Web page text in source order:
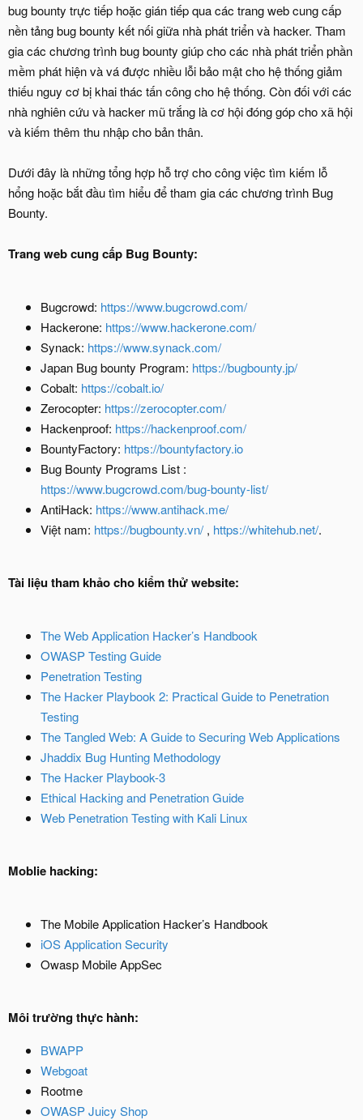
bug bounty trực tiếp hoặc gián tiếp qua các trang web cung cấp
nền tảng bug bounty kết nối giữa nhà phát triển và hacker. Tham
gia các chương trình bug bounty giúp cho các nhà phát triển phần
mềm phát hiện và vá được nhiều lỗi bảo mật cho hệ thống giảm
thiếu nguy cơ bị khai thác tấn công cho hệ thống. Còn đối với các
nhà nghiên cứu và hacker mũ trắng là cơ hội đóng góp cho xã hội
và kiếm thêm thu nhập cho bản thân.
Dưới đây là những tổng hợp hỗ trợ cho công việc tìm kiếm lỗ
hổng hoặc bắt đầu tìm hiểu để tham gia các chương trình Bug
Bounty.
Trang web cung cấp Bug Bounty:
Bugcrowd: https://www.bugcrowd.com/
Hackerone: https://www.hackerone.com/
Synack: https://www.synack.com/
Japan Bug bounty Program: https://bugbounty.jp/
Cobalt: https://cobalt.io/
Zerocopter: https://zerocopter.com/
Hackenproof: https://hackenproof.com/
BountyFactory: https://bountyfactory.io
Bug Bounty Programs List :
https://www.bugcrowd.com/bug-bounty-list/
AntiHack: https://www.antihack.me/
Việt nam: https://bugbounty.vn/ , https://whitehub.net/.
Tài liệu tham khảo cho kiểm thử website:
The Web Application Hacker’s Handbook
OWASP Testing Guide
Penetration Testing
The Hacker Playbook 2: Practical Guide to Penetration
Testing
The Tangled Web: A Guide to Securing Web Applications
Jhaddix Bug Hunting Methodology
The Hacker Playbook-3
Ethical Hacking and Penetration Guide
Web Penetration Testing with Kali Linux
Moblie hacking:
The Mobile Application Hacker’s Handbook
iOS Application Security
Owasp Mobile AppSec
Môi trường thực hành:
BWAPP
Webgoat
Rootme
OWASP Juicy Shop